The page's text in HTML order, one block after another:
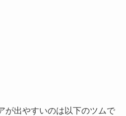
が出やすいのは以下のツムで